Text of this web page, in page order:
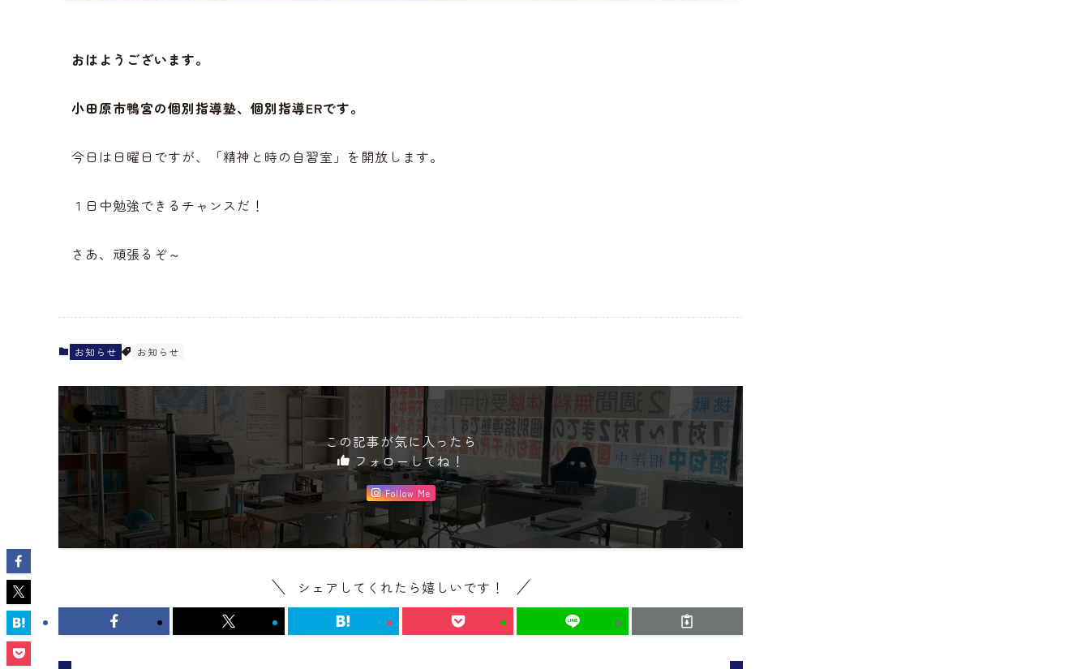
おはようございます。
小田原市鴨宮の個別指導塾、個別指導ERです。
今日は日曜日ですが、「精神と時の自習室」を開放します。
１日中勉強できるチャンスだ！
さあ、頑張るぞ～
お知らせ お知らせ
この記事が気に入ったら
フォローしてね！
Follow Me
シェアしてくれたら嬉しいです！